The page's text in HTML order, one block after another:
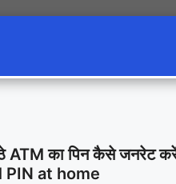
ATM का पिन कैसे जनरेट
PIN at home